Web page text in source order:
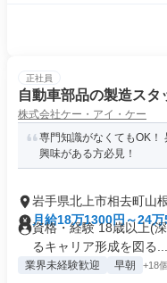
正社員
自動車部品の製造スタ
株式会社ケー・アイ・ケー
専門知識がなくてもOK！
興味がある方必見！
岩手県北上市相去町山
月給18万1300円～24万
資格・経験 18歳以上(
るキャリア形成を図る...
業界未経験歓迎 早朝 +18個